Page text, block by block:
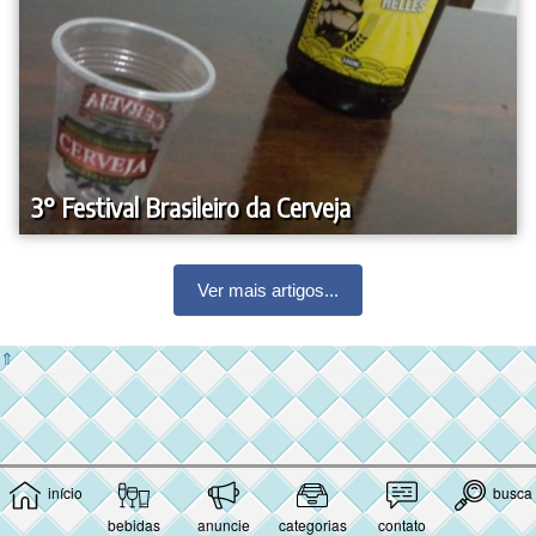
início
bebidas
anuncie categorias contato
busca
3° Festival Brasileiro da Cerveja
Ver mais artigos...
⇑